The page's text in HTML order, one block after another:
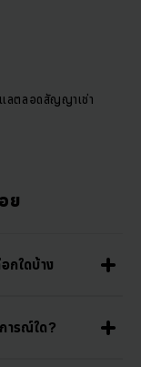
ลตลอดสัญญาเช่า
ย
กใดบ้าง
ารณ์ใด?